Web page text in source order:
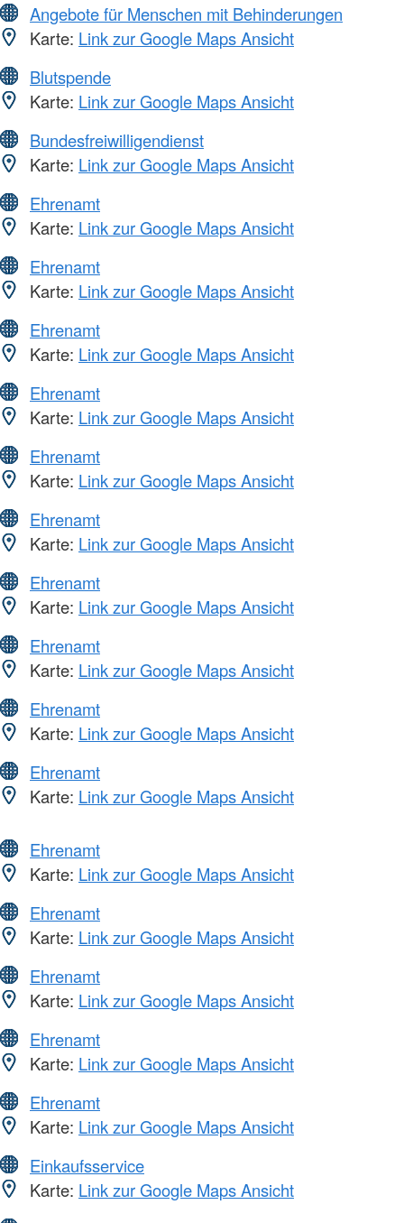
Angebote für Menschen mit Behinderungen
Karte: Link zur Google Maps Ansicht
Blutspende
Karte: Link zur Google Maps Ansicht
Bundesfreiwilligendienst
Karte: Link zur Google Maps Ansicht
Ehrenamt
Karte: Link zur Google Maps Ansicht
Ehrenamt
Karte: Link zur Google Maps Ansicht
Ehrenamt
Karte: Link zur Google Maps Ansicht
Ehrenamt
Karte: Link zur Google Maps Ansicht
Ehrenamt
Karte: Link zur Google Maps Ansicht
Ehrenamt
Karte: Link zur Google Maps Ansicht
Ehrenamt
Karte: Link zur Google Maps Ansicht
Ehrenamt
Karte: Link zur Google Maps Ansicht
Ehrenamt
Karte: Link zur Google Maps Ansicht
Ehrenamt
Karte: Link zur Google Maps Ansicht
Ehrenamt
Karte: Link zur Google Maps Ansicht
Ehrenamt
Karte: Link zur Google Maps Ansicht
Ehrenamt
Karte: Link zur Google Maps Ansicht
Ehrenamt
Karte: Link zur Google Maps Ansicht
Ehrenamt
Karte: Link zur Google Maps Ansicht
Einkaufsservice
Karte: Link zur Google Maps Ansicht